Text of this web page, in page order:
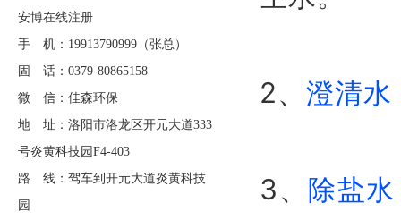
安博在线注册
手 机：19913790999（张总）
固 话：0379-80865158
微 信：佳森环保
地 址：洛阳市洛龙区开元大道333
号炎黄科技园F4-403
路 线：驾车到开元大道炎黄科技
园
2、 澄清水
3、 除盐水